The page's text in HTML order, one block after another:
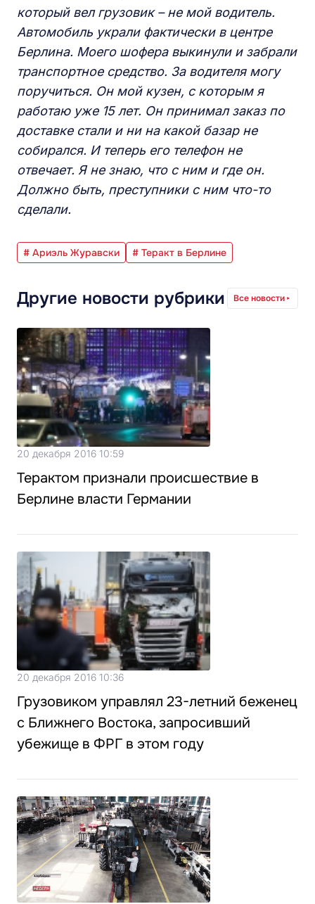
который вел грузовик – не мой водитель.
Автомобиль украли фактически в центре
Берлина. Моего шофера выкинули и забрали
транспортное средство. За водителя могу
поручиться. Он мой кузен, с которым я
работаю уже 15 лет. Он принимал заказ по
доставке стали и ни на какой базар не
собирался. И теперь его телефон не
отвечает. Я не знаю, что с ним и где он.
Должно быть, преступники с ним что-то
сделали.
# Ариэль Журавски # Теракт в Берлине
Другие новости рубрики Все новости
20 декабря 2016 10:59
Терактом признали происшествие в
Берлине власти Германии
20 декабря 2016 10:36
Грузовиком управлял 23-летний беженец
с Ближнего Востока, запросивший
убежище в ФРГ в этом году